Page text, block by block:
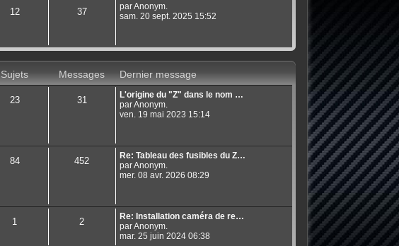
12 37
par Anonym.
sam. 20 sept. 2025 15:52
Sujets Messages
Dernier message
23 31
L'origine du "Z" dans le nom …
par Anonym.
ven. 19 mai 2023 15:14
84 452
Re: Tableau des fusibles du Z…
par Anonym.
mer. 08 avr. 2026 08:29
1 2
Re: Installation caméra de re…
par Anonym.
mar. 25 juin 2024 06:38